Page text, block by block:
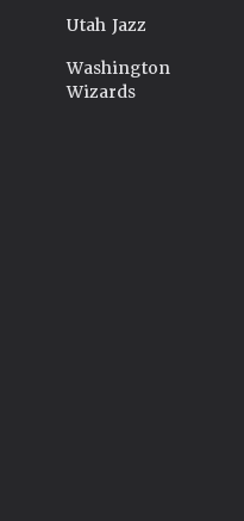
Utah Jazz
Washington
Wizards